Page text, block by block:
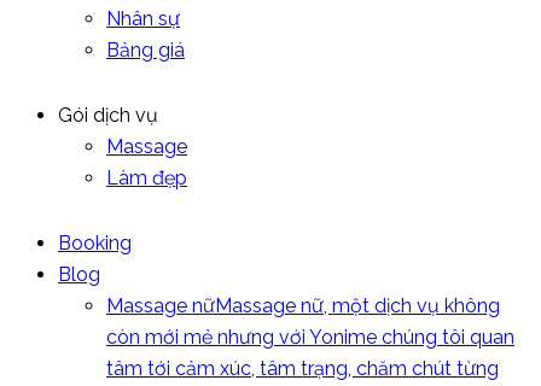
Nhân sự
Bảng giá
Gói dịch vụ
Massage
Làm đẹp
Booking
Blog
Massage nữMassage nữ, một dịch vụ không
còn mới mẻ nhưng với Yonime chúng tôi quan
tâm tới cảm xúc, tâm trạng, chăm chút từng